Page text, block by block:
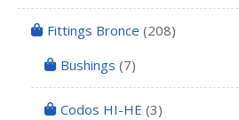
Fittings Bronce (208)
Bushings (7)
Codos HI-HE (3)